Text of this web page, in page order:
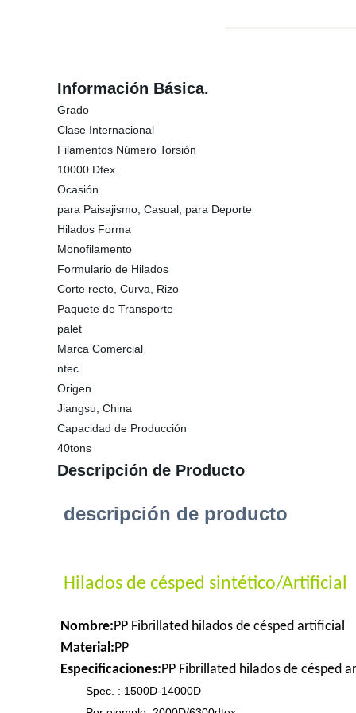
Información Básica.
Grado
Clase Internacional
Filamentos Número Torsión
10000 Dtex
Ocasión
para Paisajismo, Casual, para Deporte
Hilados Forma
Monofilamento
Formulario de Hilados
Corte recto, Curva, Rizo
Paquete de Transporte
palet
Marca Comercial
ntec
Origen
Jiangsu, China
Capacidad de Producción
40tons
Descripción de Producto
descripción de producto
Hilados de césped sintético/Artificial
Nombre:PP Fibrillated hilados de césped artificial
Material:PP
Especificaciones:PP Fibrillated hilados de césped
Spec. : 1500D-14000D